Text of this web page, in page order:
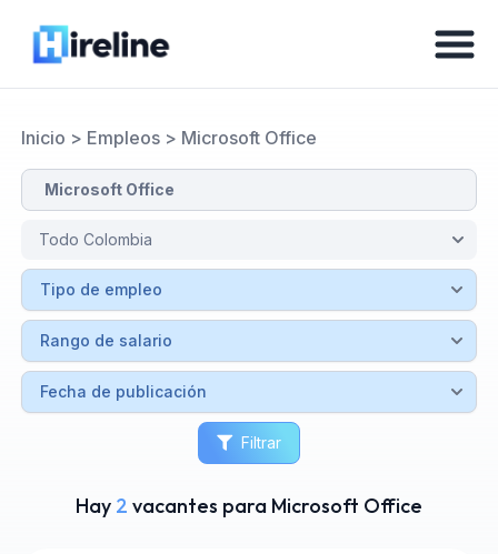
Inicio > Empleos> Microsoft Office
Filtrar
Hay 2 vacantes para Microsoft Office